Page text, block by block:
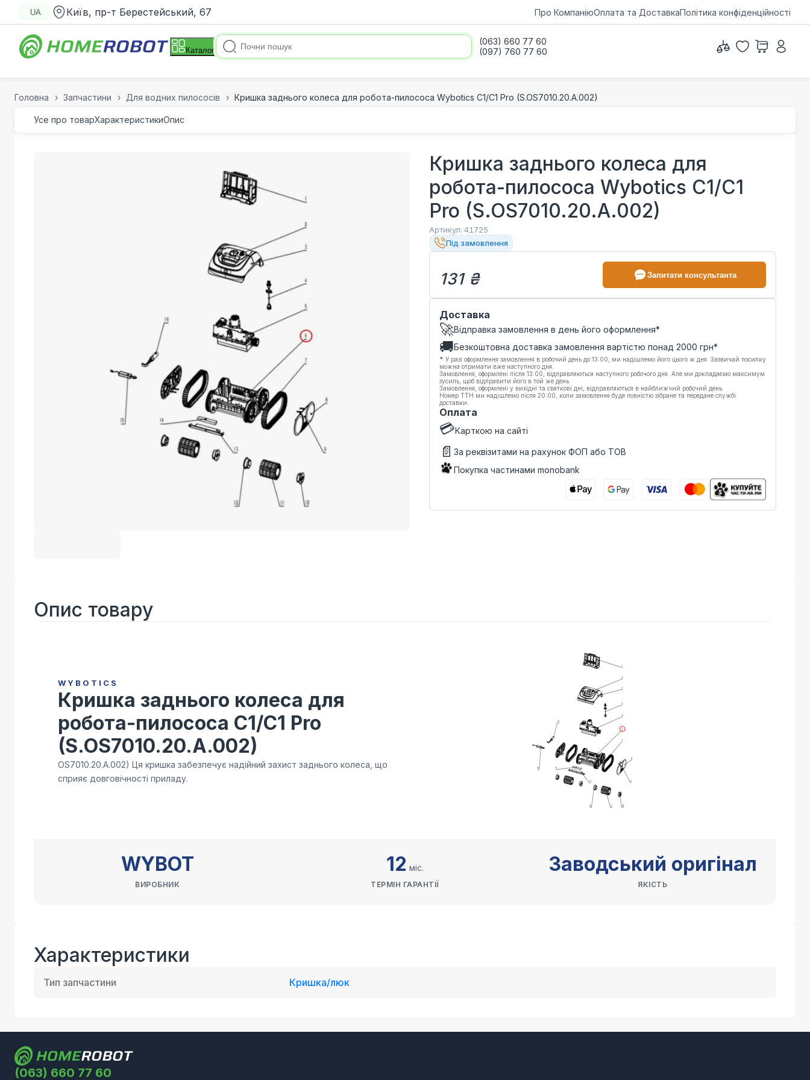
UA Київ, пр-т Берестейський, 67 Про КомпаніюОплата та ДоставкаПолітика конфіденційності
Каталог
(063) 660 77 60
(097) 760 77 60
Головна Запчастини Для водних пилососів Кришка заднього колеса для робота-пилососа Wybotics C1/C1 Pro (S.OS7010.20.A.002)
Усе про товарХарактеристикиОпис
Кришка заднього колеса для
робота-пилососа Wybotics C1/C1
Pro (S.OS7010.20.A.002)
Артикул: 41725
Під замовлення
131 ₴ Запитати консультанта
Доставка
🚀Відправка замовлення в день його оформлення*
🚚Безкоштовна доставка замовлення вартістю понад 2000 грн*
* У разі оформлення замовлення в робочий день до 13:00, ми надішлемо його цього ж дня. Зазвичай посилку
можна отримати вже наступного дня.
Замовлення, оформлені після 13:00, відправляються наступного робочого дня. Але ми докладаємо максимум
зусиль, щоб відправити його в той же день.
Замовлення, оформлені у вихідні та святкові дні, відправляються в найближчий робочий день.
Номер ТТН ми надішлемо після 20:00, коли замовлення буде повністю зібране та передане службі
доставки.
Оплата
💳Карткою на сайті
📄 За реквізитами на рахунок ФОП або ТОВ
Покупка частинами monobank
Опис товару
WYBOTICS
Кришка заднього колеса для
робота-пилососа C1/C1 Pro
(S.OS7010.20.A.002)
OS7010.20.A.002) Ця кришка забезпечує надійний захист заднього колеса, що
сприяє довговічності приладу.
WYBOT
ВИРОБНИК
12 міс.
ТЕРМІН ГАРАНТІЇ
Заводський оригінал
ЯКІСТЬ
Характеристики
Тип запчастини Кришка/люк
(063) 660 77 60